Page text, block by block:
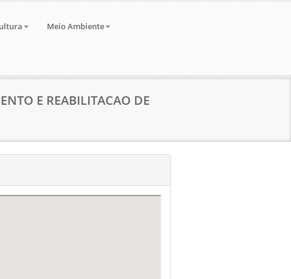
Meio Ambiente
E REABILITACAO DE